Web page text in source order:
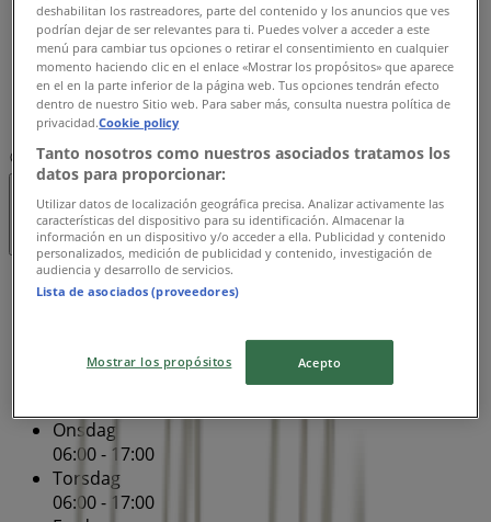
06:00 - 17:00
Fredag
06:00 - 17:00
Lørdag
06:00 - 16:00
Kort
7670 6000
Lukket
Søndag
06:00 - 17:00
Onsdag
06:00 - 17:00
Torsdag
06:00 - 17:00
deshabilitan los rastreadores, parte del contenido y los anuncios que ves
podrían dejar de ser relevantes para ti. Puedes volver a acceder a este
menú para cambiar tus opciones o retirar el consentimiento en cualquier
momento haciendo clic en el enlace «Mostrar los propósitos» que aparece
en el en la parte inferior de la página web. Tus opciones tendrán efecto
dentro de nuestro Sitio web. Para saber más, consulta nuestra política de
privacidad.Cookie policy
Tanto nosotros como nuestros asociados tratamos los
datos para proporcionar:
Utilizar datos de localización geográfica precisa. Analizar activamente las
características del dispositivo para su identificación. Almacenar la
información en un dispositivo y/o acceder a ella. Publicidad y contenido
personalizados, medición de publicidad y contenido, investigación de
audiencia y desarrollo de servicios.
Lista de asociados (proveedores)
Mostrar los propósitos Acepto